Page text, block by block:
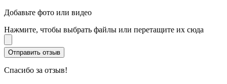
Добавьте фото или видео
Нажмите, чтобы выбрать файлы или перетащите их сюда
Спасибо за отзыв!